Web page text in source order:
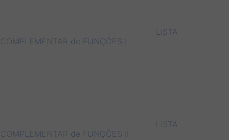
LISTA
COMPLEMENTAR de FUNÇÕES I
LISTA
COMPLEMENTAR de FUNÇÕES II